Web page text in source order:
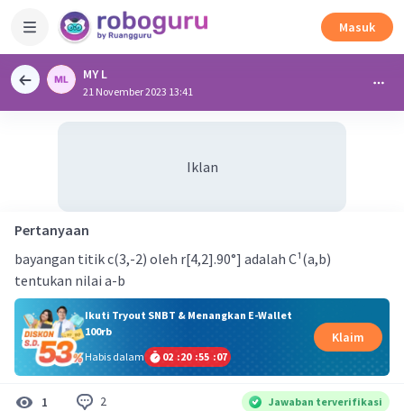
Masuk
MY L
21 November 2023 13:41
Iklan
Pertanyaan
bayangan titik c(3,-2) oleh r[4,2].90°] adalah C¹(a,b)
tentukan nilai a-b
Ikuti Tryout SNBT & Menangkan E-Wallet
100rb
Habis dalam
02 :20 :55 :07
Klaim
1 2 Jawaban terverifikasi